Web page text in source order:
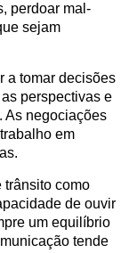
perdoar mal-
sejam
a tomar decisões
perspectivas e
As negociações
em
trânsito como
de ouvir
um equilíbrio
tende